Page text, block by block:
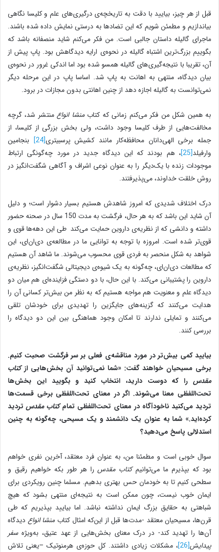
قبل از هر چیز، بیایید با دقت به تاریخچه‌ی درگیری‌های علم و کلیسا نگاهی
بیاندازیم و مطمئن شویم که این تضادها به درستی نمایش داده شده‌ باشند.
ماجرای گالیله داستان جالبی است. من فکر می‌کنم شاید منصفانه باشد که
بگوییم بزرگ‌ترین اشتباه گالیله در نحوه‌ی ارایه دیدگاهش بود. پاپ پیش از
آن، تقریبا با نتیجه‌گیری‌های گالیله همسو شده بود اما اندکی غرور در نحوه‌ی
بیان دیدگاه، منتهی به اهانت به پاپ شد. اساسا پاپ در این مرحله دیگر
نمی‌توانست به گالیله اجازه دهد از چنین اهانتی بدون مجازات در برود.
به همین شکل من فکر می‌کنم زمانی که کتابمنشا انواعمنتشر شد، گرچه
مخالفت‌هایی از طرف کلیسا وجود داشت، ولی بخش بزرگی از کلیسا، از
جمله برخی الهی‌دانان محافظه‌کار مانند کشیش پرسبیتری[24]
بنجامین
وارفیلد[25]
، هم بودند که این دیدگاه جدید در مورد چه‌گونگی ارتباط
موجودات زنده با یک‌دیگر را به عنوان نوعی اشراف و آگاهی شگفت‌انگیز در
روش خلقت خداوند، می‌پذیرفتند.
درک اختلاف شدیدی که امروز شاهدش هستیم بسیار دشوار است؛ و دلیل
آن شاید این باشد که به هر حال، فرگشت به مدت 150 سال در صحنه حضور
داشته و دانشی که از نظریه‌ی داروین حمایت می‌کند طی این دهه‌ها قوی‌ و
قوی‌تر شده است. امروزه با توجه به توانایی ما در مطالعه‌ی دی‌ان‌ای، این
شواهد به شکل منحصر به فردی قوی محسوب می‌شوند. ما شاهد آن هستیم
که مطالعات دی‌ان‌ای، چه‌گونه به یک شیوه‌ی دیجیتالی شگفت‌انگیز، نظریه‌ی
داروین را پشتیبانی می‌کند. با این حال، با دو دستگی فزاینده‌ای هم میان دو
دیدگاه علم و معنویت هم مواجه هستیم که به نظر من بیش‌تر کسانی آن را
هدایت می‌کنند که گزینه‌های جایگزین را تهدیدی برای خودشان تلقی
می‌کنند و تمایلی ندارند تا امکان وجود هماهنگی بین این دو دیدگاه را
بررسی کنند.
بیایید کمی ‌بیشتر در مورد مناقشه‌ی فعلی بر سر فرگشت صحبت کنیم.
برخی مسیحیان خواهند گفت: «شما نمی‌توانید آن بخش‌هایی ازکتاب
مقدس را که دوست دارید، انتخاب کنید و بگویید این بخش‌ها
تحتاللفظی معنا می‌شوند. اگر در معنای تحتاللفظی برخی قسمتها
تردید میکنید ناخودآگاه در معنای تحتاللفظی تمامکتاب مقدستردید
کردهاید.» شما به عنوان یک دانشمند و یک مسیحی، چهگونه به چنین
استدلالی پاسخ می‌دهید؟
سوال خوبی است و مطمئنا من، به عنوان فرد معتقد، آخرین نفری خواهم
بود که بپذیرم ما می‌توانیمکتاب مقدسرا هر طور بکه خواهیم رقیق و
سطحی کنیم تا به خودمان حس بهتری بدهیم. مسلما چنین رویکردی برای
ایمان خوب نیست، چون ممکن است به نتیجه‌ای منتهی بشود که هیچ
شباهتی به حقایق بزرگ ایمان نداشته نباشد. اما بیایید بپذیریم که طی
قرن‌ها، مسیحیان معتقد -مدت‌ها قبل از این‌که امثال کتاب منشا انواع دیدگاه
آن‌ها را تهدید کند- در درک معنای بخش‌هایی از عهد عتیق، به‌ویژه سفر
پیدایش[26] ، مشکلات زیادی داشتند. کل حوزه‌ی هرمنوتیک –یعنی تلاش